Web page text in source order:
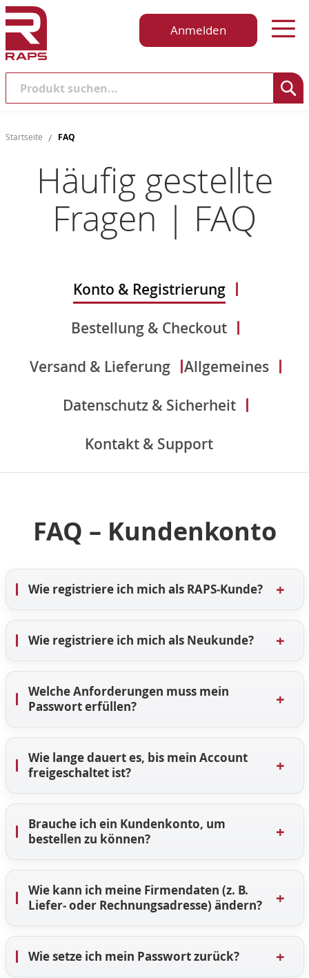
Anmelden
Suche
Startseite FAQ
Häufig gestellte
Fragen | FAQ
Konto & Registrierung
Bestellung & Checkout
Versand & Lieferung
Allgemeines
Datenschutz & Sicherheit
Kontakt & Support
FAQ – Kundenkonto
Wie registriere ich mich als RAPS‑Kunde? +
Wie registriere ich mich als Neukunde? +
Welche Anforderungen muss mein
Passwort erfüllen?
+
Wie lange dauert es, bis mein Account
freigeschaltet ist?
+
Brauche ich ein Kundenkonto, um
bestellen zu können?
+
Wie kann ich meine Firmendaten (z. B.
Liefer‑ oder Rechnungsadresse) ändern?
+
Wie setze ich mein Passwort zurück? +